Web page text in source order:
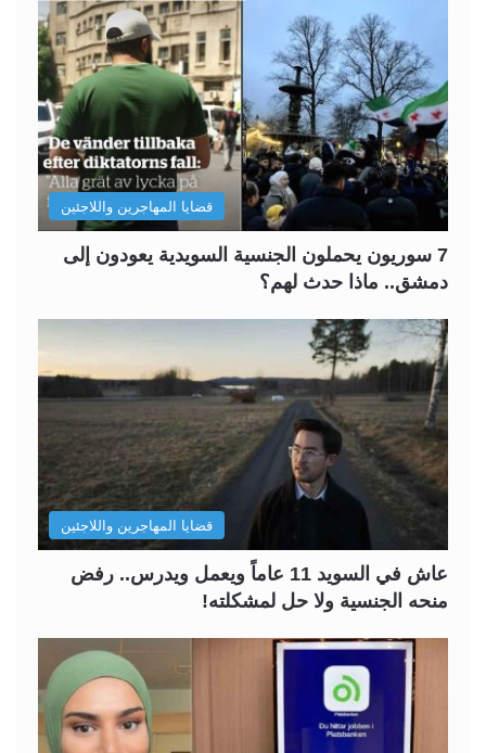
قضايا المهاجرين واللاجئين
7 سوريون يحملون الجنسية السويدية يعودون إلى
دمشق.. ماذا حدث لهم؟
قضايا المهاجرين واللاجئين
عاش في السويد 11 عاماً ويعمل ويدرس.. رفض
منحه الجنسية ولا حل لمشكلته!